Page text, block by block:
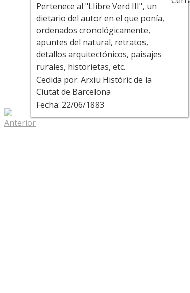
Pertenece al "Llibre Verd III", un
dietario del autor en el que ponía,
ordenados cronológicamente,
apuntes del natural, retratos,
detallos arquitectónicos, paisajes
rurales, historietas, etc.
Cedida por: Arxiu Històric de la
Ciutat de Barcelona
Fecha: 22/06/1883